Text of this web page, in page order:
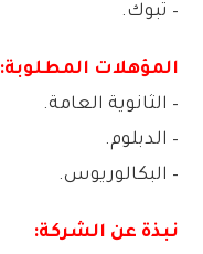
– تبوك.
المؤهلات المطلوبة:
– الثانوية العامة.
– الدبلوم.
– البكالوريوس.
نبذة عن الشركة: